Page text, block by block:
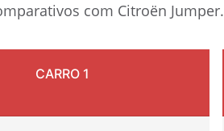
com Citroën Jumper.
CARRO 1